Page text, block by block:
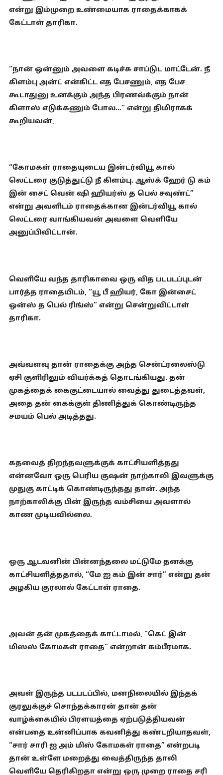
என்று இம்முறை உண்மையாக ராதைக்காகக்
கேட்டாள் தாரிகா.
“நான் ஒன்னும் அவளை கடிச்சு சாப்டுட மாட்டேன். நீ
கிளம்பு அன்ட் என்கிட்ட எத பேசணும், எத பேச
கூடாதுனு உனக்கும் அந்த பிரணவ்க்கும் நான்
கிளாஸ் எடுக்கணும் போல…” என்று திமிராகக்
கூறியவன்,
“கோமகள் ராதையுடைய இன்டர்வியூ கால்
லெட்டரை குடுத்துட்டு நீ கிளம்பு. ஆஸ்க் ஹேர் டு கம்
இன் சைட் வென் ஷி ஹியர்ஸ் த பெல் சவுண்ட்”
என்று அவளிடம் ராதைக்கான இன்டர்வியூ கால்
லெட்டரை வாங்கியவன் அவளை வெளியே
அனுப்பிவிட்டான்.
வெளியே வந்த தாரிகாவை ஒரு வித படபடப்புடன்
பார்த்த ராதையிடம், “யூ பீ ஹியர், கோ இன்சைட்
ஒன்ஸ் த பெல் ரிங்ஸ்” என்று சென்றுவிட்டாள்
தாரிகா.
அவ்வளவு தான் ராதைக்கு அந்த சென்ட்ரலைஸ்டு
ஏசி குளிரிலும் வியர்க்கத் தொடங்கியது. தன்
முகத்தைக் கைகுட்டையால் வைத்து துடைத்தவள்,
அதை தன் கைக்குள் திணித்துக் கொண்டிருந்த
சமயம் பெல் அடித்தது.
கதவைத் திறந்தவளுக்குக் காட்சியளித்தது
என்னவோ ஒரு பெரிய குஷன் நாற்காலி இவளுக்கு
முதுகு காட்டிக் கொண்டிருந்தது தான். அந்த
நாற்காலிக்கு பின் இருந்த வம்சியை அவளால்
காண முடியவில்லை.
ஒரு ஆடவனின் பின்னந்தலை மட்டுமே தனக்கு
காட்சியளித்ததால், “மே ஐ கம் இன் சார்” என்று தன்
அழகிய குரலால் கேட்டாள் ராதை.
அவன் தன் முகத்தைக் காட்டாமல், “கெட் இன்
மிஸஸ் கோமகள் ராதை” என்றான் கம்பீரமாக.
அவள் இருந்த படபடப்பில், மனநிலையில் இந்தக்
குரலுக்குச் சொந்தக்காரன் தான் தன்
வாழ்க்கையில் பிரளயத்தை ஏற்படுத்தியவன்
என்பதை உன்னிப்பாக கவனித்து கண்டறியாதவள்,
“சார் சாரி ஐ அம் மிஸ் கோமகள் ராதை” என்றபடி
தான் உள்ளே மறைத்து வைத்திருந்த தாலி
வெளியே தெரிகிறதா என்று ஒரு முறை ராதை சரி